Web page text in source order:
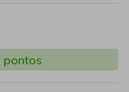
pontos